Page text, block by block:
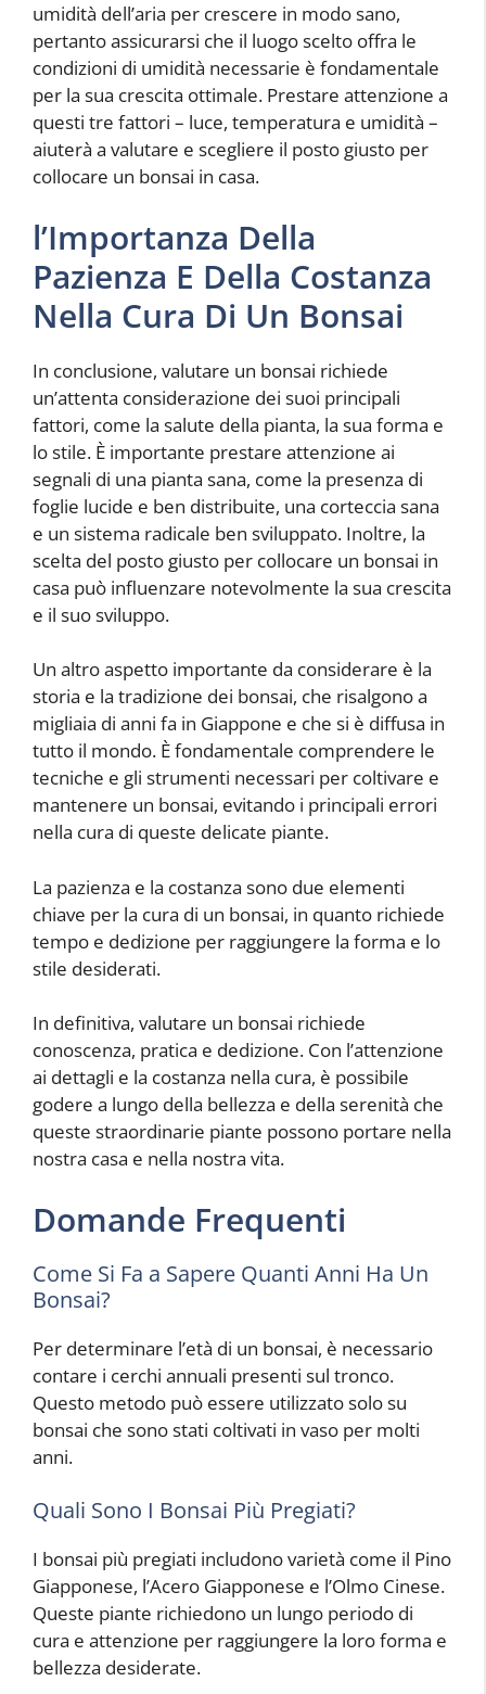
umidità dell’aria per crescere in modo sano,
pertanto assicurarsi che il luogo scelto offra le
condizioni di umidità necessarie è fondamentale
per la sua crescita ottimale. Prestare attenzione a
questi tre fattori – luce, temperatura e umidità –
aiuterà a valutare e scegliere il posto giusto per
collocare un bonsai in casa.
l’Importanza Della
Pazienza E Della Costanza
Nella Cura Di Un Bonsai
In conclusione, valutare un bonsai richiede
un’attenta considerazione dei suoi principali
fattori, come la salute della pianta, la sua forma e
lo stile. È importante prestare attenzione ai
segnali di una pianta sana, come la presenza di
foglie lucide e ben distribuite, una corteccia sana
e un sistema radicale ben sviluppato. Inoltre, la
scelta del posto giusto per collocare un bonsai in
casa può influenzare notevolmente la sua crescita
e il suo sviluppo.
Un altro aspetto importante da considerare è la
storia e la tradizione dei bonsai, che risalgono a
migliaia di anni fa in Giappone e che si è diffusa in
tutto il mondo. È fondamentale comprendere le
tecniche e gli strumenti necessari per coltivare e
mantenere un bonsai, evitando i principali errori
nella cura di queste delicate piante.
La pazienza e la costanza sono due elementi
chiave per la cura di un bonsai, in quanto richiede
tempo e dedizione per raggiungere la forma e lo
stile desiderati.
In definitiva, valutare un bonsai richiede
conoscenza, pratica e dedizione. Con l’attenzione
ai dettagli e la costanza nella cura, è possibile
godere a lungo della bellezza e della serenità che
queste straordinarie piante possono portare nella
nostra casa e nella nostra vita.
Domande Frequenti
Come Si Fa a Sapere Quanti Anni Ha Un
Bonsai?
Per determinare l’età di un bonsai, è necessario
contare i cerchi annuali presenti sul tronco.
Questo metodo può essere utilizzato solo su
bonsai che sono stati coltivati ​​in vaso per molti
anni.
Quali Sono I Bonsai Più Pregiati?
I bonsai più pregiati includono varietà come il Pino
Giapponese, l’Acero Giapponese e l’Olmo Cinese.
Queste piante richiedono un lungo periodo di
cura e attenzione per raggiungere la loro forma e
bellezza desiderate.